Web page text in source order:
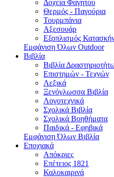
Δοχεία Φαγητού
Θερμός - Παγούρια
Τουρμπάνια
Αξεσουάρ
Εξοπλισμός
Εμφάνιση Όλων Outdoor
Βιβλία
Βιβλία
Επιστημών - Τεχνών
Λεξικά
Ξενόγλωσσα Βιβλία
Λογοτεχνικά
Σχολικά Βιβλία
Σχολικά Βοηθήματα
Παιδικά - Εφηβικά
Εμφάνιση Όλων Βιβλία
Εποχιακά
Απόκριες
Επέτειος 1821
Καλοκαιρινά